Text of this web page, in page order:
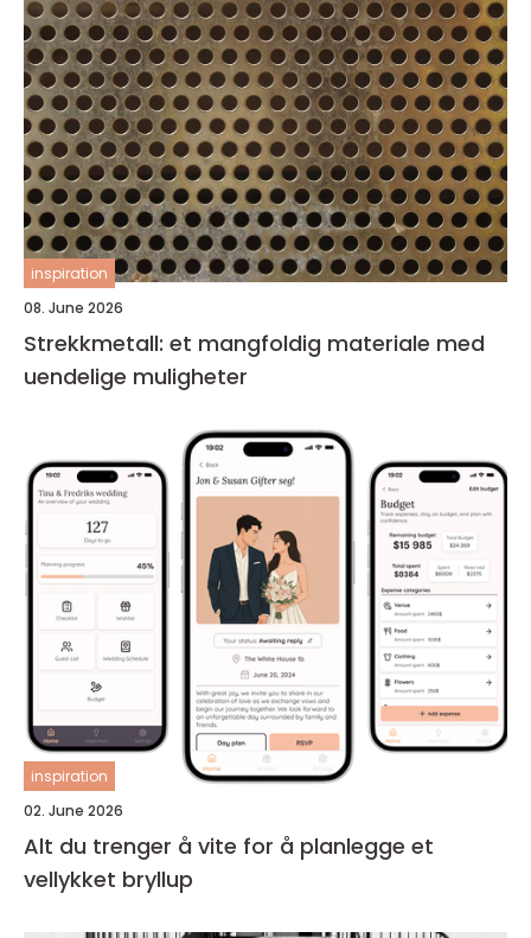
inspiration
08. June 2026
Strekkmetall: et mangfoldig materiale med
uendelige muligheter
inspiration
02. June 2026
Alt du trenger å vite for å planlegge et
vellykket bryllup